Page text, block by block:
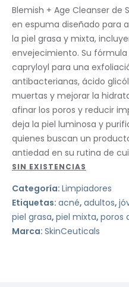
Blemish + Age Cleanser de
en espuma diseñado para
la piel grasa y mixta,
envejecimiento. Su
capryloyl para una
antibacterianas, ácido
muertas y mejorar la
afinar los poros y reducir
deja la piel luminosa y
quienes buscan un
antiedad en su rutina de
SIN EXISTENCIAS
Categoría: Limpiadores
Etiquetas: acné, adultos,
piel grasa, piel mixta, poros
Marca: SkinCeuticals